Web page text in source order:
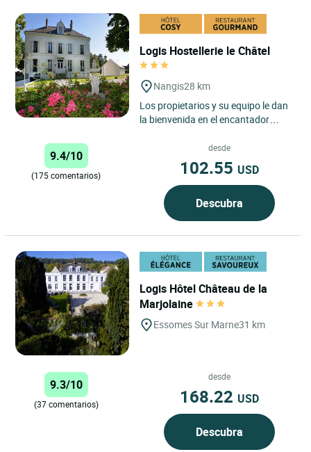
Logis Hostellerie le Châtel
Nangis28 km
Los propietarios y su equipo le dan
la bienvenida en el encantador
construcción de 1850 en...
9.4/10
(175 comentarios)
desde
102.55 USD
Descubra
Logis Hôtel Château de la
Marjolaine
Essomes Sur Marne31 km
9.3/10
(37 comentarios)
desde
168.22 USD
Descubra